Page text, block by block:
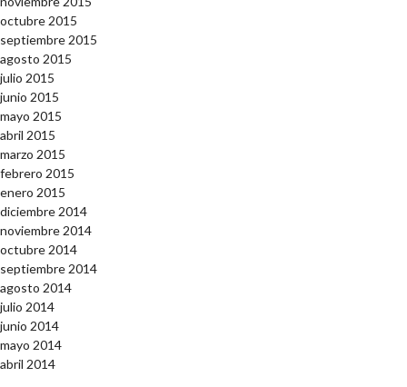
octubre 2015
septiembre 2015
agosto 2015
julio 2015
junio 2015
mayo 2015
abril 2015
marzo 2015
febrero 2015
enero 2015
diciembre 2014
noviembre 2014
octubre 2014
septiembre 2014
agosto 2014
julio 2014
junio 2014
mayo 2014
abril 2014